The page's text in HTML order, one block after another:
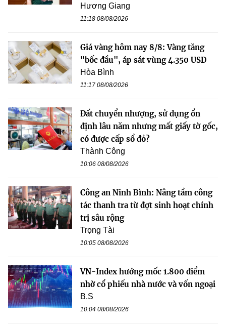
Hương Giang
11:18 08/08/2026
Giá vàng hôm nay 8/8: Vàng tăng
"bốc đầu", áp sát vùng 4.350 USD
Hòa Bình
11:17 08/08/2026
Đất chuyển nhượng, sử dụng ổn
định lâu năm nhưng mất giấy tờ gốc,
có được cấp sổ đỏ?
Thành Công
10:06 08/08/2026
Công an Ninh Bình: Nâng tầm công
tác thanh tra từ đợt sinh hoạt chính
trị sâu rộng
Trọng Tài
10:05 08/08/2026
VN-Index hướng mốc 1.800 điểm
nhờ cổ phiếu nhà nước và vốn ngoại
B.S
10:04 08/08/2026